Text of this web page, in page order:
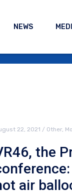
NEWS
22, 2021 / Other,
the
air